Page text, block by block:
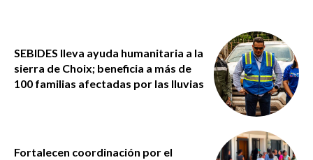
SEBIDES lleva ayuda humanitaria a la
sierra de Choix; beneficia a más de
100 familias afectadas por las lluvias
Fortalecen coordinación por el